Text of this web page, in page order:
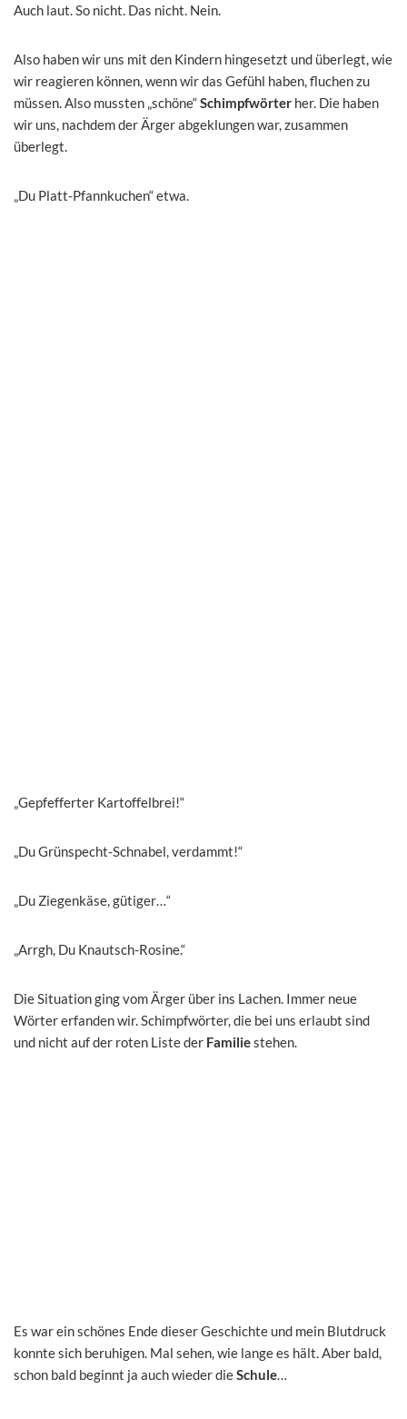
Auch laut. So nicht. Das nicht. Nein.
Also haben wir uns mit den Kindern hingesetzt und überlegt, wie
wir reagieren können, wenn wir das Gefühl haben, fluchen zu
müssen. Also mussten „schöne“Schimpfwörter her. Die haben
wir uns, nachdem der Ärger abgeklungen war, zusammen
überlegt.
„Du Platt-Pfannkuchen“ etwa.
„Gepfefferter Kartoffelbrei!“
„Du Grünspecht-Schnabel, verdammt!“
„Du Ziegenkäse, gütiger…“
„Arrgh, Du Knautsch-Rosine.“
Die Situation ging vom Ärger über ins Lachen. Immer neue
Wörter erfanden wir. Schimpfwörter, die bei uns erlaubt sind
und nicht auf der roten Liste der Familiestehen.
Es war ein schönes Ende dieser Geschichte und mein Blutdruck
konnte sich beruhigen. Mal sehen, wie lange es hält. Aber bald,
schon bald beginnt ja auch wieder dieSchule…